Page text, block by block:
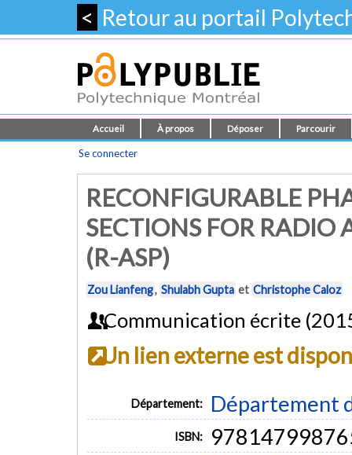
< Retour au portail
Accueil À propos Déposer Parcourir
Se connecter
RECONFIGURABLE
SECTIONS FOR RADIO
(R-ASP)
Zou Lianfeng, Shulabh Gupta et Christophe Caloz
Communication écrite
Un lien externe est
Département: Département
ISBN: